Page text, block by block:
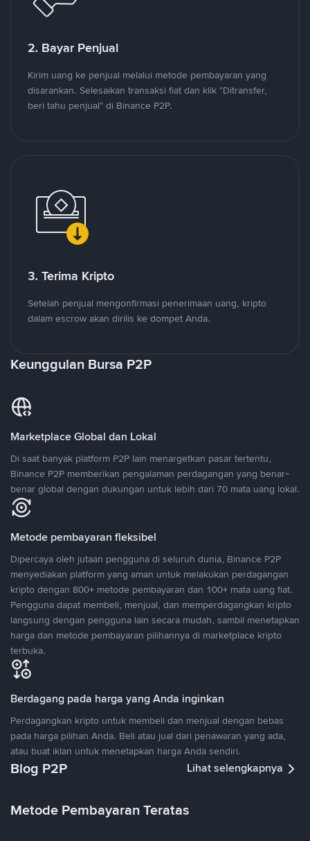
2. Bayar Penjual
Kirim uang ke penjual melalui metode pembayaran yang
disarankan. Selesaikan transaksi fiat dan klik "Ditransfer,
beri tahu penjual" di Binance P2P.
3. Terima Kripto
Setelah penjual mengonfirmasi penerimaan uang, kripto
dalam escrow akan dirilis ke dompet Anda.
Keunggulan Bursa P2P
Marketplace Global dan Lokal
Di saat banyak platform P2P lain menargetkan pasar tertentu,
Binance P2P memberikan pengalaman perdagangan yang benar-
benar global dengan dukungan untuk lebih dari 70 mata uang lokal.
Metode pembayaran fleksibel
Dipercaya oleh jutaan pengguna di seluruh dunia, Binance P2P
menyediakan platform yang aman untuk melakukan perdagangan
kripto dengan 800+ metode pembayaran dan 100+ mata uang fiat.
Pengguna dapat membeli, menjual, dan memperdagangkan kripto
langsung dengan pengguna lain secara mudah, sambil menetapkan
harga dan metode pembayaran pilihannya di marketplace kripto
terbuka.
Berdagang pada harga yang Anda inginkan
Perdagangkan kripto untuk membeli dan menjual dengan bebas
pada harga pilihan Anda. Beli atau jual dari penawaran yang ada,
atau buat iklan untuk menetapkan harga Anda sendiri.
Blog P2P Lihat selengkapnya
Metode Pembayaran Teratas